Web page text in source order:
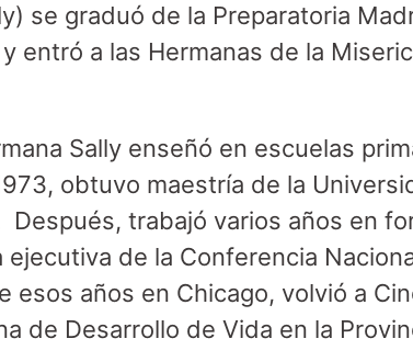
se graduó de la Preparatoria
entró a las Hermanas de la
Sally enseñó en escuelas
obtuvo maestría de la
trabajó varios años en
de la Conferencia
esos años en Chicago, volvió a
de Desarrollo de Vida en la